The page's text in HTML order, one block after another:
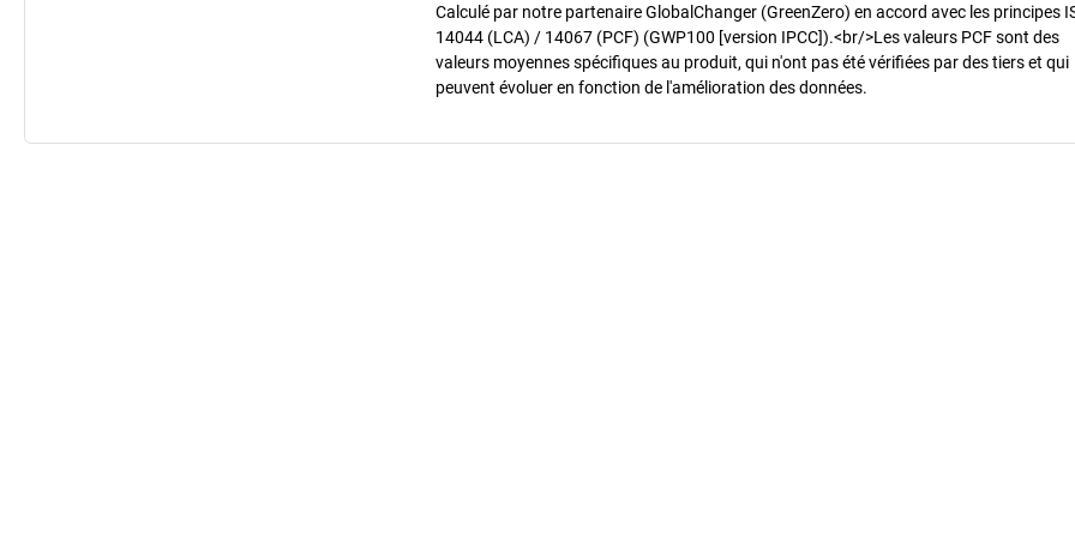
Calculé par notre partenaire GlobalChanger (GreenZero) en accord avec les principes
14044 (LCA) / 14067 (PCF) (GWP100 [version IPCC]).<br/>Les valeurs PCF sont des
valeurs moyennes spécifiques au produit, qui n'ont pas été vérifiées par des tiers et qui
peuvent évoluer en fonction de l'amélioration des données.